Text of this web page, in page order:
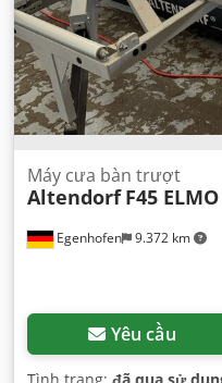
Egenhofen 9.372 km
Máy cưa bàn trượt
Altendorf F45
Yêu cầu